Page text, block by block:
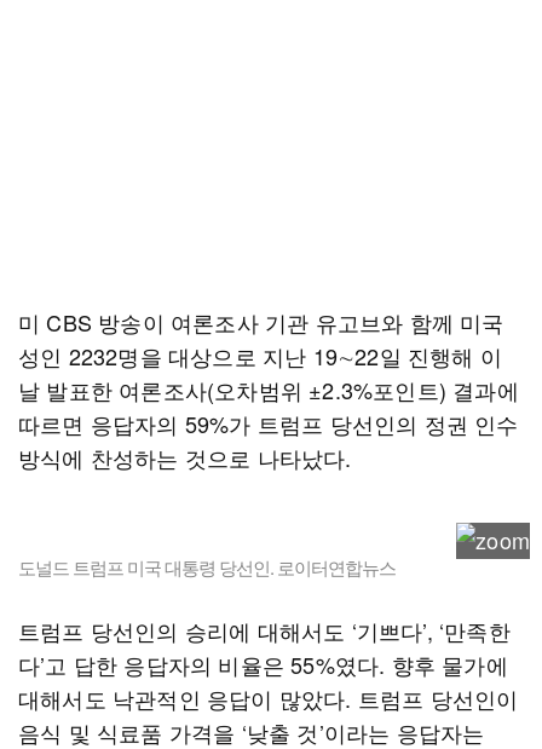
미 CBS 방송이 여론조사 기관 유고브와 함께 미국
성인 2232명을 대상으로 지난 19∼22일 진행해 이
날 발표한 여론조사(오차범위 ±2.3%포인트) 결과에
따르면 응답자의 59%가 트럼프 당선인의 정권 인수
방식에 찬성하는 것으로 나타났다.
도널드 트럼프 미국 대통령 당선인. 로이터연합뉴스
트럼프 당선인의 승리에 대해서도 ‘기쁘다’, ‘만족한
다’고 답한 응답자의 비율은 55%였다. 향후 물가에
대해서도 낙관적인 응답이 많았다. 트럼프 당선인이
음식 및 식료품 가격을 ‘낮출 것’이라는 응답자는